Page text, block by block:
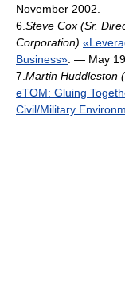
November 2002.
6.Steve Cox (Sr.
Corporation)
Business». — May
7.Martin Huddleston
eTOM: Gluing
Civil/Military